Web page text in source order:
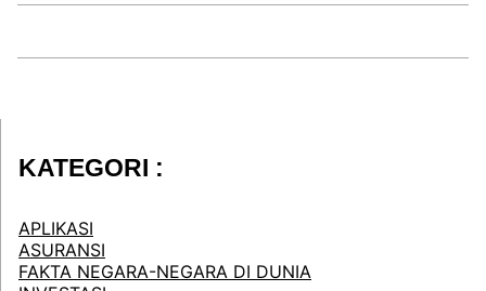
KATEGORI :
APLIKASI
ASURANSI
FAKTA NEGARA-NEGARA DI DUNIA